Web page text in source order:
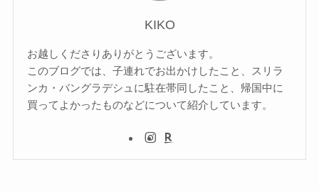
KIKO
お越しくださりありがとうございます。
このブログでは、子連れでお出かけしたこと、スリラ
ンカ・バングラデシュに駐在帯同したこと、帰国中に
買ってよかったものなどについて紹介しています。